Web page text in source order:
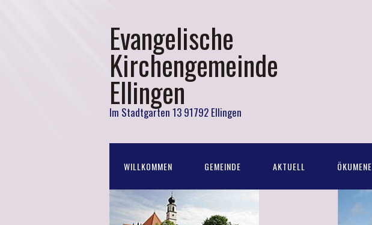
Evangelische
Kirchengemeinde
Ellingen
Im Stadtgarten 13 91792 Ellingen
WILLKOMMEN GEMEINDE AKTUELL ÖKUMENE